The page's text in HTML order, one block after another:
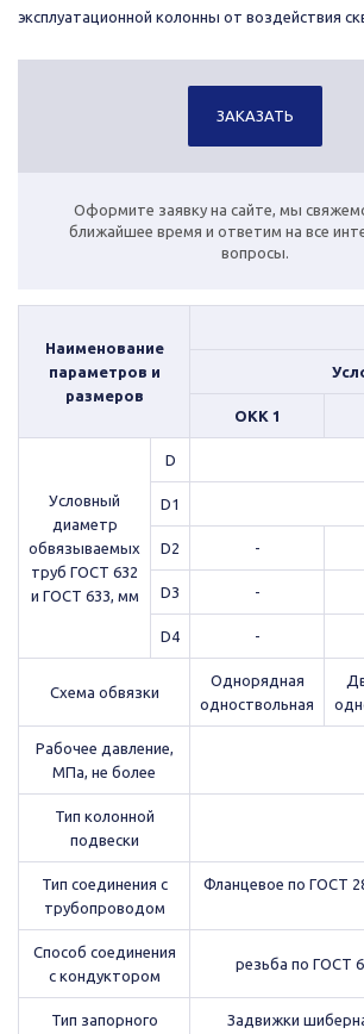
эксплуатационной колонны от воздействия
ЗАКАЗАТЬ
Оформите заявку на сайте, мы
ближайшее время и ответим на все
вопросы.
Наименование
параметров и
размеров
ОКК 1
Условный
диаметр
обвязываемых
труб ГОСТ 632
и ГОСТ 633, мм
D
D1
D2 -
D3 -
D4 -
Схема обвязки
Однорядная
одноствольная
Рабочее давление,
МПа, не более
Тип колонной
подвески
Тип соединения с
трубопроводом
Фланцевое по ГОСТ
Способ соединения
с кондуктором
резьба по ГОСТ
Тип запорного
Задвижки